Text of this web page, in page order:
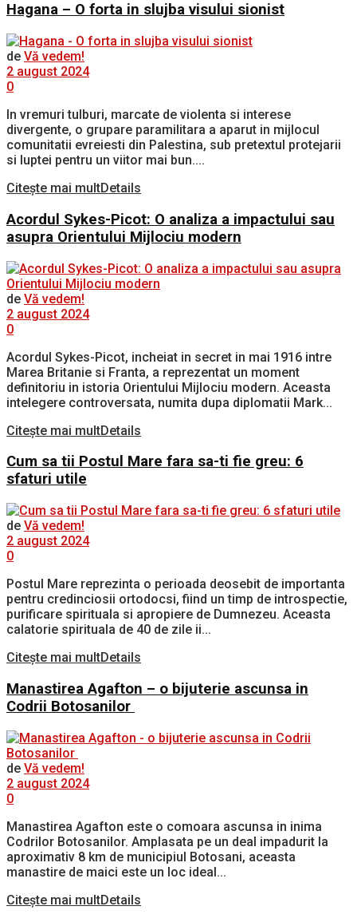
Hagana – O forta in slujba visului sionist
de Vă vedem!
2 august 2024
0
In vremuri tulburi, marcate de violenta si interese
divergente, o grupare paramilitara a aparut in mijlocul
comunitatii evreiesti din Palestina, sub pretextul protejarii
si luptei pentru un viitor mai bun....
Citește mai multDetails
Acordul Sykes-Picot: O analiza a impactului sau
asupra Orientului Mijlociu modern
de Vă vedem!
2 august 2024
0
Acordul Sykes-Picot, incheiat in secret in mai 1916 intre
Marea Britanie si Franta, a reprezentat un moment
definitoriu in istoria Orientului Mijlociu modern. Aceasta
intelegere controversata, numita dupa diplomatii Mark...
Citește mai multDetails
Cum sa tii Postul Mare fara sa-ti fie greu: 6
sfaturi utile
de Vă vedem!
2 august 2024
0
Postul Mare reprezinta o perioada deosebit de importanta
pentru credinciosii ortodocsi, fiind un timp de introspectie,
purificare spirituala si apropiere de Dumnezeu. Aceasta
calatorie spirituala de 40 de zile ii...
Citește mai multDetails
Manastirea Agafton – o bijuterie ascunsa in
Codrii Botosanilor
de Vă vedem!
2 august 2024
0
Manastirea Agafton este o comoara ascunsa in inima
Codrilor Botosanilor. Amplasata pe un deal impadurit la
aproximativ 8 km de municipiul Botosani, aceasta
manastire de maici este un loc ideal...
Citește mai multDetails